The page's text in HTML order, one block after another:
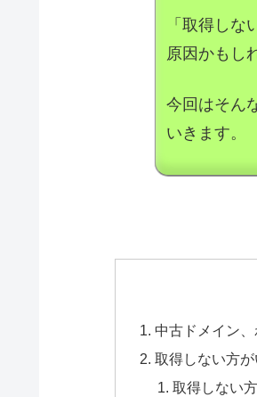
「取得し
原因かもし
今回はそん
いきます。
中古ドメイン
取得しない方
取得しない